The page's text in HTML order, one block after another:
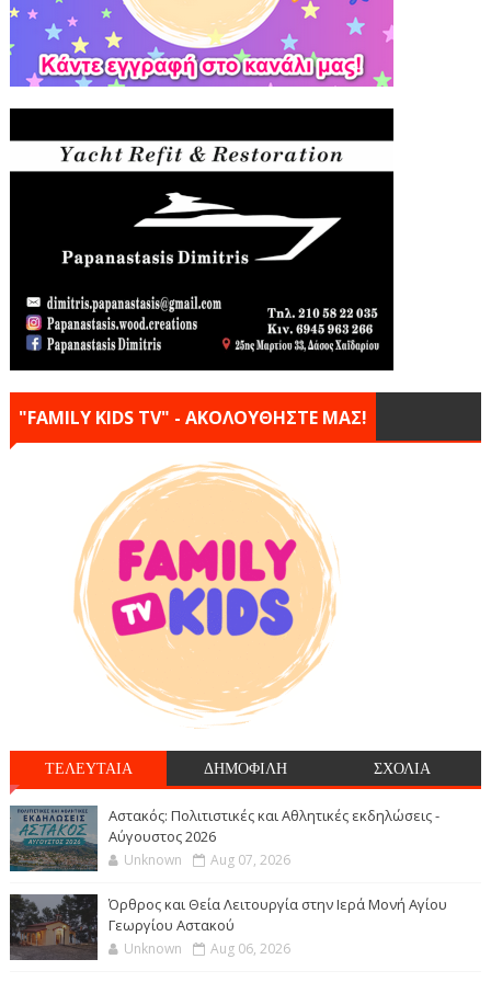
"FAMILY KIDS TV" - ΑΚΟΛΟΥΘΗΣΤΕ ΜΑΣ!
ΤΕΛΕΥΤΑΙΑ ΔΗΜΟΦΙΛΗ ΣΧΟΛΙΑ
Αστακός: Πολιτιστικές και Αθλητικές εκδηλώσεις -
Αύγουστος 2026
Unknown Aug 07, 2026
Όρθρος και Θεία Λειτουργία στην Ιερά Μονή Αγίου
Γεωργίου Αστακού
Unknown Aug 06, 2026